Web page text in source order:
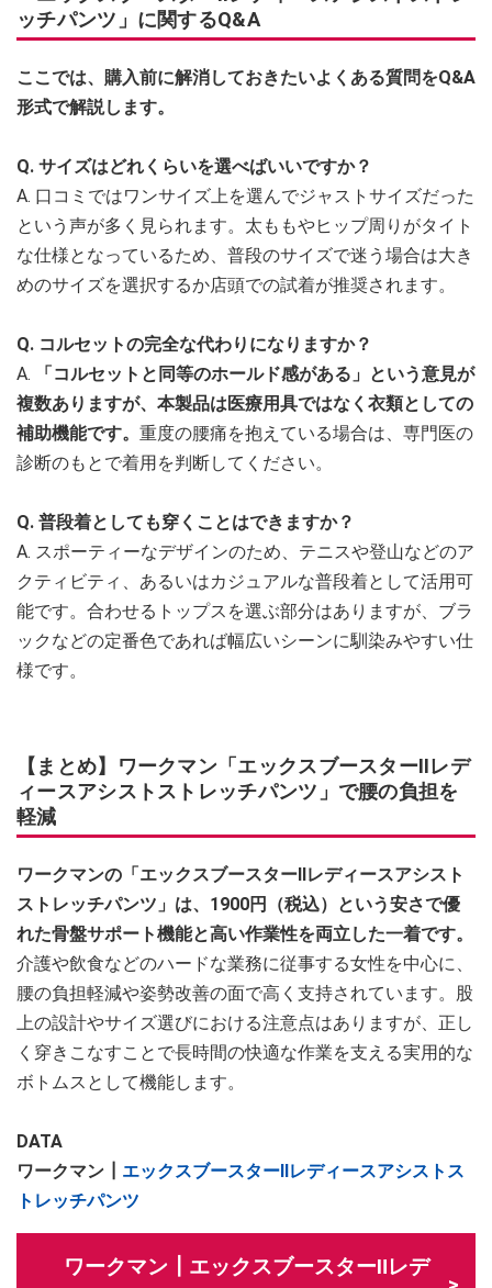
ッチパンツ」に関するQ&A
ここでは、購入前に解消しておきたいよくある質問をQ&A
形式で解説します。
Q. サイズはどれくらいを選べばいいですか？
A. 口コミではワンサイズ上を選んでジャストサイズだった
という声が多く見られます。太ももやヒップ周りがタイト
な仕様となっているため、普段のサイズで迷う場合は大き
めのサイズを選択するか店頭での試着が推奨されます。
Q. コルセットの完全な代わりになりますか？
A.
「コルセットと同等のホールド感がある」という意見が
複数ありますが、本製品は医療用具ではなく衣類としての
補助機能です。 重度の腰痛を抱えている場合は、専門医の
診断のもとで着用を判断してください。
Q. 普段着としても穿くことはできますか？
A. スポーティーなデザインのため、テニスや登山などのア
クティビティ、あるいはカジュアルな普段着として活用可
能です。合わせるトップスを選ぶ部分はありますが、ブラ
ックなどの定番色であれば幅広いシーンに馴染みやすい仕
様です。
【まとめ】ワークマン「エックスブースターⅡレデ
ィースアシストストレッチパンツ」で腰の負担を
軽減
ワークマンの「エックスブースターⅡレディースアシスト
ストレッチパンツ」は、1900円（税込）という安さで優
れた骨盤サポート機能と高い作業性を両立した一着です。
介護や飲食などのハードな業務に従事する女性を中心に、
腰の負担軽減や姿勢改善の面で高く支持されています。股
上の設計やサイズ選びにおける注意点はありますが、正し
く穿きこなすことで長時間の快適な作業を支える実用的な
ボトムスとして機能します。
DATA
ワークマン┃ エックスブースターⅡレディースアシストス
トレッチパンツ
ワークマン┃エックスブースターⅡレデ